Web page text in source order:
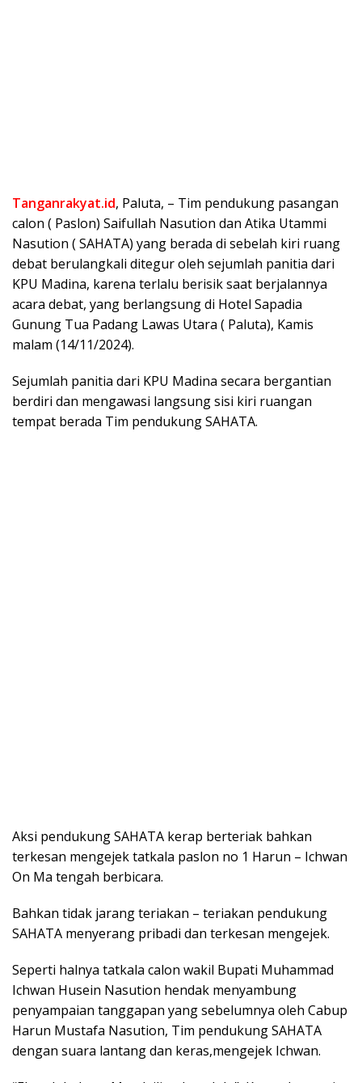
Tanganrakyat.id, Paluta, – Tim pendukung pasangan
calon ( Paslon) Saifullah Nasution dan Atika Utammi
Nasution ( SAHATA) yang berada di sebelah kiri ruang
debat berulangkali ditegur oleh sejumlah panitia dari
KPU Madina, karena terlalu berisik saat berjalannya
acara debat, yang berlangsung di Hotel Sapadia
Gunung Tua Padang Lawas Utara ( Paluta), Kamis
malam (14/11/2024).
Sejumlah panitia dari KPU Madina secara bergantian
berdiri dan mengawasi langsung sisi kiri ruangan
tempat berada Tim pendukung SAHATA.
Aksi pendukung SAHATA kerap berteriak bahkan
terkesan mengejek tatkala paslon no 1 Harun – Ichwan
On Ma tengah berbicara.
Bahkan tidak jarang teriakan – teriakan pendukung
SAHATA menyerang pribadi dan terkesan mengejek.
Seperti halnya tatkala calon wakil Bupati Muhammad
Ichwan Husein Nasution hendak menyambung
penyampaian tanggapan yang sebelumnya oleh Cabup
Harun Mustafa Nasution, Tim pendukung SAHATA
dengan suara lantang dan keras,mengejek Ichwan.